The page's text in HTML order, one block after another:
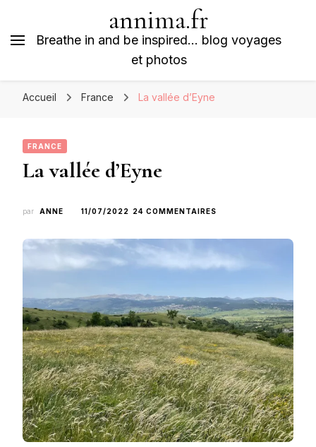
annima.fr
Breathe in and be inspired… blog voyages
et photos
Accueil France La vallée d’Eyne
FRANCE
La vallée d’Eyne
par ANNE 11/07/2022 24 COMMENTAIRES